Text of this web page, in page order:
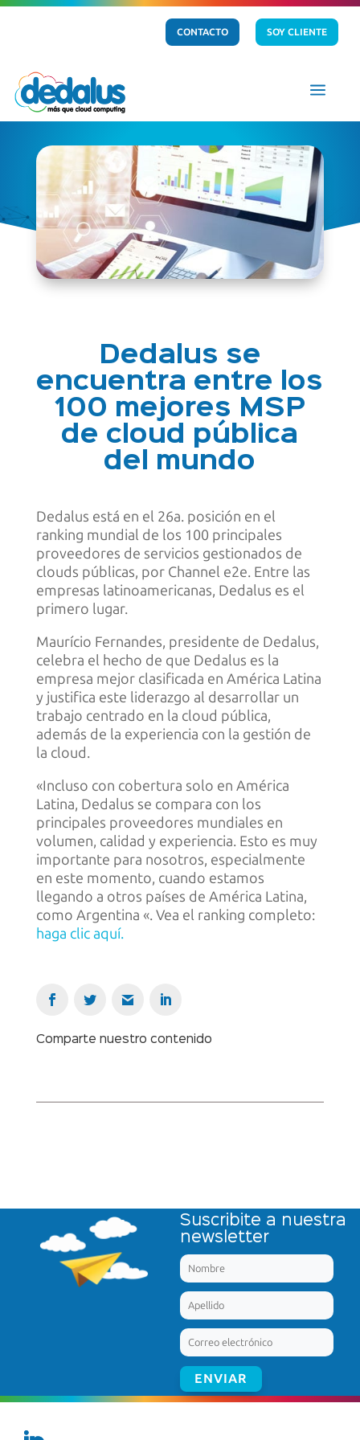
CONTACTO SOY CLIENTE
a
Dedalus se
encuentra entre los
100 mejores MSP
de cloud pública
del mundo
Dedalus está en el 26a. posición en el
ranking mundial de los 100 principales
proveedores de servicios gestionados de
clouds públicas, por Channel e2e. Entre las
empresas latinoamericanas, Dedalus es el
primero lugar.
Maurício Fernandes, presidente de Dedalus,
celebra el hecho de que Dedalus es la
empresa mejor clasificada en América Latina
y justifica este liderazgo al desarrollar un
trabajo centrado en la cloud pública,
además de la experiencia con la gestión de
la cloud.
«Incluso con cobertura solo en América
Latina, Dedalus se compara con los
principales proveedores mundiales en
volumen, calidad y experiencia. Esto es muy
importante para nosotros, especialmente
en este momento, cuando estamos
llegando a otros países de América Latina,
como Argentina «. Vea el ranking completo:
haga clic aquí.
Comparte nuestro contenido
Suscribite a nuestra
newsletter